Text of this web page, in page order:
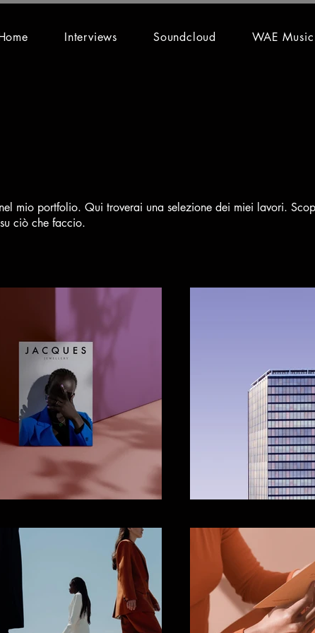
Interviews Soundcloud WAE Music
mio portfolio. Qui troverai una selezione dei miei lavori.
ciò che faccio.